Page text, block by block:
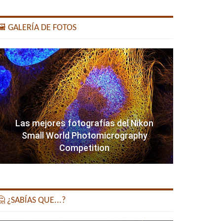
GALERÍA DE FOTOS
Las mejores fotografías del Nikon
Small World Photomicrography
Competition
¿SABÍAS QUE...?